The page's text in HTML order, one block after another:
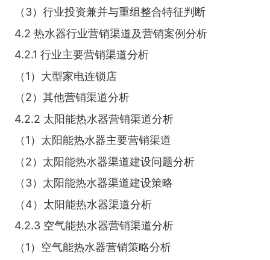
（3）行业投资兼并与重组整合特征判断
4.2 热水器行业营销渠道及营销案例分析
4.2.1 行业主要营销渠道分析
（1）大型家电连锁店
（2）其他营销渠道分析
4.2.2 太阳能热水器营销渠道分析
（1）太阳能热水器主要营销渠道
（2）太阳能热水器渠道建设问题分析
（3）太阳能热水器渠道建设策略
（4）太阳能热水器渠道分析
4.2.3 空气能热水器营销渠道分析
（1）空气能热水器营销策略分析